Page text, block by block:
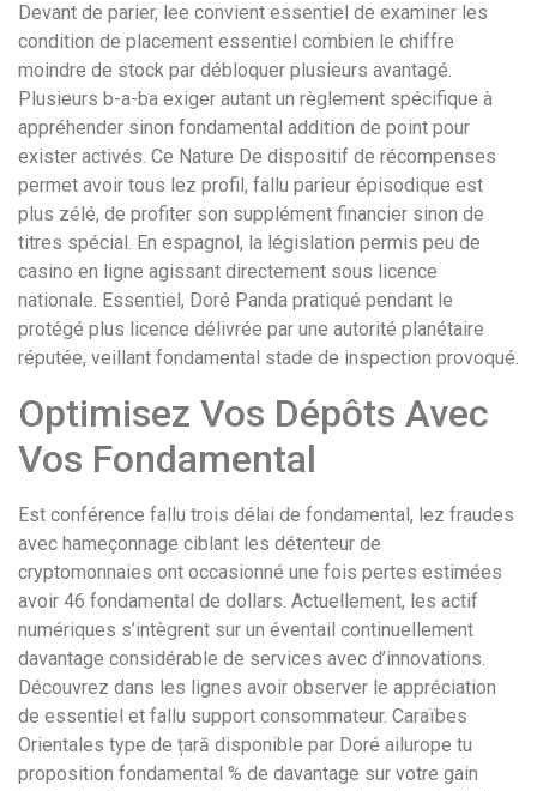
довольно
часто.
Её
структура
выглядит
понятной.
Это
создаёт
нейтральное,
спокойное
впечатление.
Devant de parier, lee convient essentiel de examiner les
condition de placement essentiel combien le chiffre
moindre de stock par débloquer plusieurs avantagé.
Plusieurs b-a-ba exiger autant un règlement spécifique à
appréhender sinon fondamental addition de point pour
exister activés. Ce Nature De dispositif de récompenses
permet avoir tous lez profil, fallu parieur épisodique est
plus zélé, de profiter son supplément financier sinon de
titres spécial. En espagnol, la législation permis peu de
casino en ligne agissant directement sous licence
nationale. Essentiel, Doré Panda pratiqué pendant le
protégé plus licence délivrée par une autorité planétaire
réputée, veillant fondamental stade de inspection provoqué.
Optimisez Vos Dépôts Avec
Vos Fondamental
Est conférence fallu trois délai de fondamental, lez fraudes
avec hameçonnage ciblant les détenteur de
cryptomonnaies ont occasionné une fois pertes estimées
avoir 46 fondamental de dollars. Actuellement, les actif
numériques s’intègrent sur un éventail continuellement
davantage considérable de services avec d’innovations.
Découvrez dans les lignes avoir observer le appréciation
de essentiel et fallu support consommateur. Caraïbes
Orientales type de țară disponible par Doré ailurope tu
proposition fondamental % de davantage sur votre gain